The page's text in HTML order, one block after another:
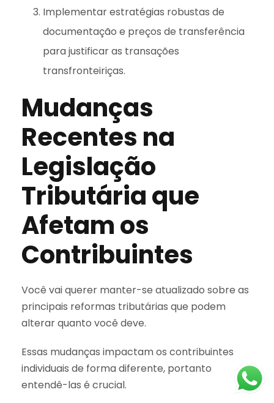
Implementar estratégias robustas de
documentação e preços de transferência
para justificar as transações
transfronteiriças.
Mudanças
Recentes na
Legislação
Tributária que
Afetam os
Contribuintes
Você vai querer manter-se atualizado sobre as
principais reformas tributárias que podem
alterar quanto você deve.
Essas mudanças impactam os contribuintes
individuais de forma diferente, portanto
entendê-las é crucial.